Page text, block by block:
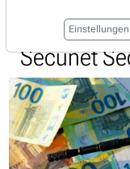
sind
Secunet
Einstellungen